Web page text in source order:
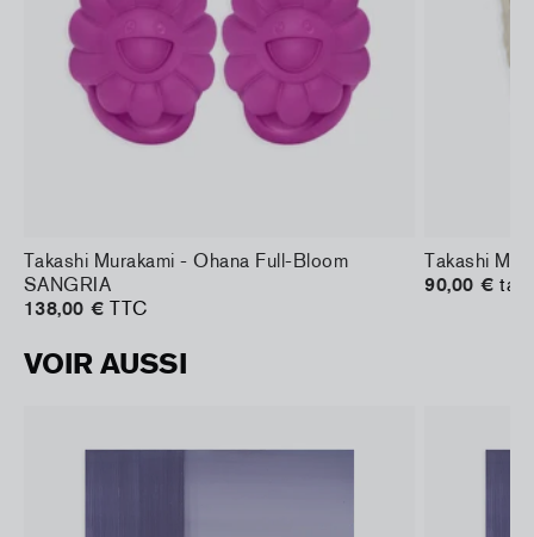
Takashi Murakami - Ohana Full-Bloom
SANGRIA
138,00 € TTC
Takashi
90,00 €
VOIR AUSSI